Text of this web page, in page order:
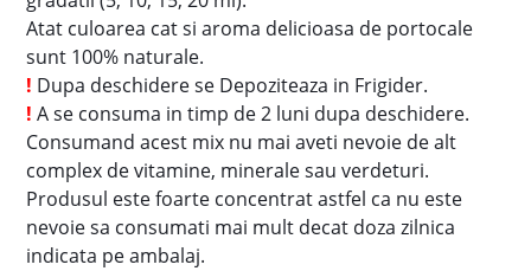
Atat culoarea cat si aroma delicioasa de portocale
sunt 100% naturale.
! Dupa deschidere se Depoziteaza in Frigider.
! A se consuma in timp de 2 luni dupa deschidere.
Consumand acest mix nu mai aveti nevoie de alt
complex de vitamine, minerale sau verdeturi.
Produsul este foarte concentrat astfel ca nu este
nevoie sa consumati mai mult decat doza zilnica
indicata pe ambalaj.